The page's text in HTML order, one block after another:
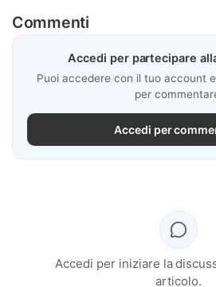
Commenti
Accedi per partecipare
Puoi accedere con il tuo account
per
Accedi per
Accedi per iniziare la
articolo.